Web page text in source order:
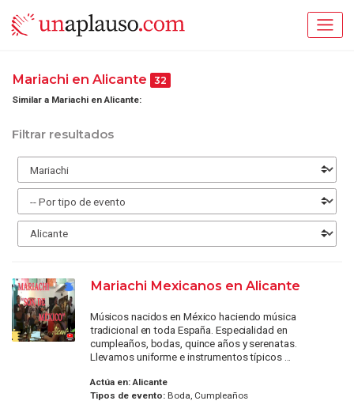
Mariachi en Alicante 32
Similar a Mariachi en Alicante:
Filtrar resultados
Mariachi Mexicanos en Alicante
Músicos nacidos en México haciendo música
tradicional en toda España. Especialidad en
cumpleaños, bodas, quince años y serenatas.
Llevamos uniforme e instrumentos típicos ...
Actúa en: Alicante
Tipos de evento:Boda, Cumpleaños